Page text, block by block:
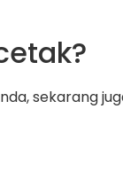
sekarang